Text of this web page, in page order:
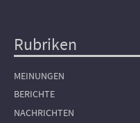
Hauptnavigation
Rubriken
MEINUNGEN
BERICHTE
NACHRICHTEN